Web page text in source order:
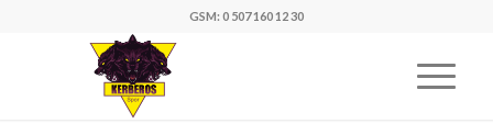
GSM: 0 507 160 12 30